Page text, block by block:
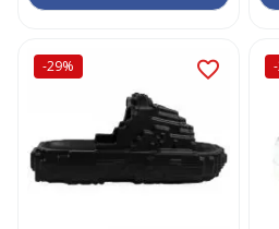
-29%